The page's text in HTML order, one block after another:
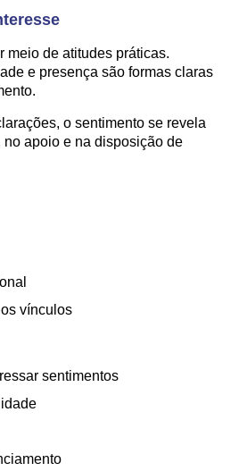
meio de atitudes práticas.
e presença são formas claras
o sentimento se revela
apoio e na disposição de
vínculos
sentimentos